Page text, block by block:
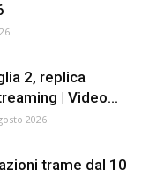
2, replica
| Video...
2026
trame dal 10